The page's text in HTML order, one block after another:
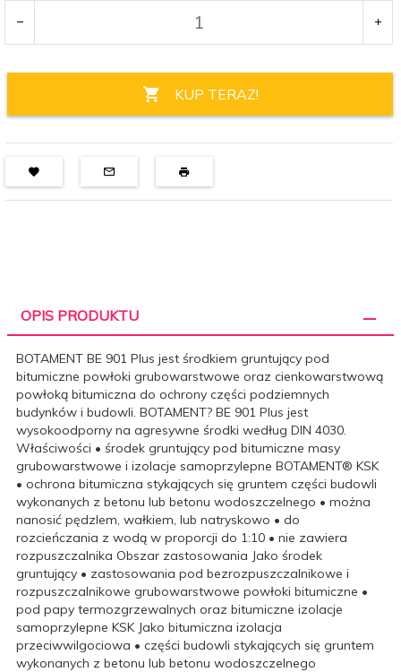
KUP TERAZ!
OPIS PRODUKTU
BOTAMENT BE 901 Plus jest środkiem gruntujący pod
bitumiczne powłoki grubowarstwowe oraz cienkowarstwową
powłoką bitumiczna do ochrony części podziemnych
budynków i budowli. BOTAMENT? BE 901 Plus jest
wysokoodporny na agresywne środki według DIN 4030.
Właściwości • środek gruntujący pod bitumiczne masy
grubowarstwowe i izolacje samoprzylepne BOTAMENT® KSK
• ochrona bitumiczna stykających się gruntem części budowli
wykonanych z betonu lub betonu wodoszczelnego • można
nanosić pędzlem, wałkiem, lub natryskowo • do
rozcieńczania z wodą w proporcji do 1:10 • nie zawiera
rozpuszczalnika Obszar zastosowania Jako środek
gruntujący • zastosowania pod bezrozpuszczalnikowe i
rozpuszczalnikowe grubowarstwowe powłoki bitumiczne •
pod papy termozgrzewalnych oraz bitumiczne izolacje
samoprzylepne KSK Jako bitumiczna izolacja
przeciwwilgociowa • części budowli stykających się gruntem
wykonanych z betonu lub betonu wodoszczelnego